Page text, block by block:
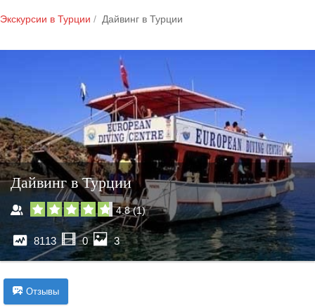
Экскурсии в Турции Дайвинг в Турции
Дайвинг в Турции
4.8(1)
8113 0 3
Отзывы